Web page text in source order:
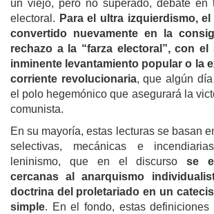
un viejo, pero no superado, debate en
electoral. Para el ultra izquierdismo,
convertido nuevamente en la
rechazo a la “farza electoral”, con
inminente levantamiento popular o la
corriente revolucionaria, que algún
el polo hegemónico que asegurará la
comunista.
En su mayoría, estas lecturas se basan
selectivas, mecánicas e
leninismo, que en el discursose
cercanas al anarquismo
doctrina del proletariado en un
simple. En el fondo, estas